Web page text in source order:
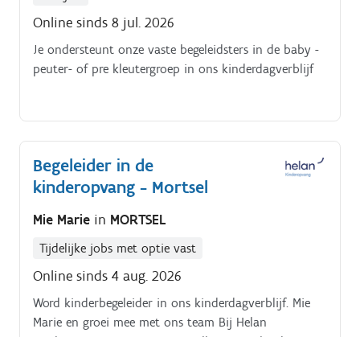
Online sinds 8 jul. 2026
Je ondersteunt onze vaste begeleidsters in de baby -
peuter- of pre kleutergroep in ons kinderdagverblijf
Begeleider in de
kinderopvang - Mortsel
Mie Marie in MORTSEL
Tijdelijke jobs met optie vast
Online sinds 4 aug. 2026
Word kinderbegeleider in ons kinderdagverblijf. Mie
Marie en groei mee met ons team Bij Helan